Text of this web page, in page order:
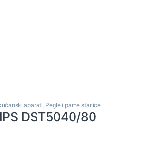
aparati, Pegle i parne stanice
DST5040/80